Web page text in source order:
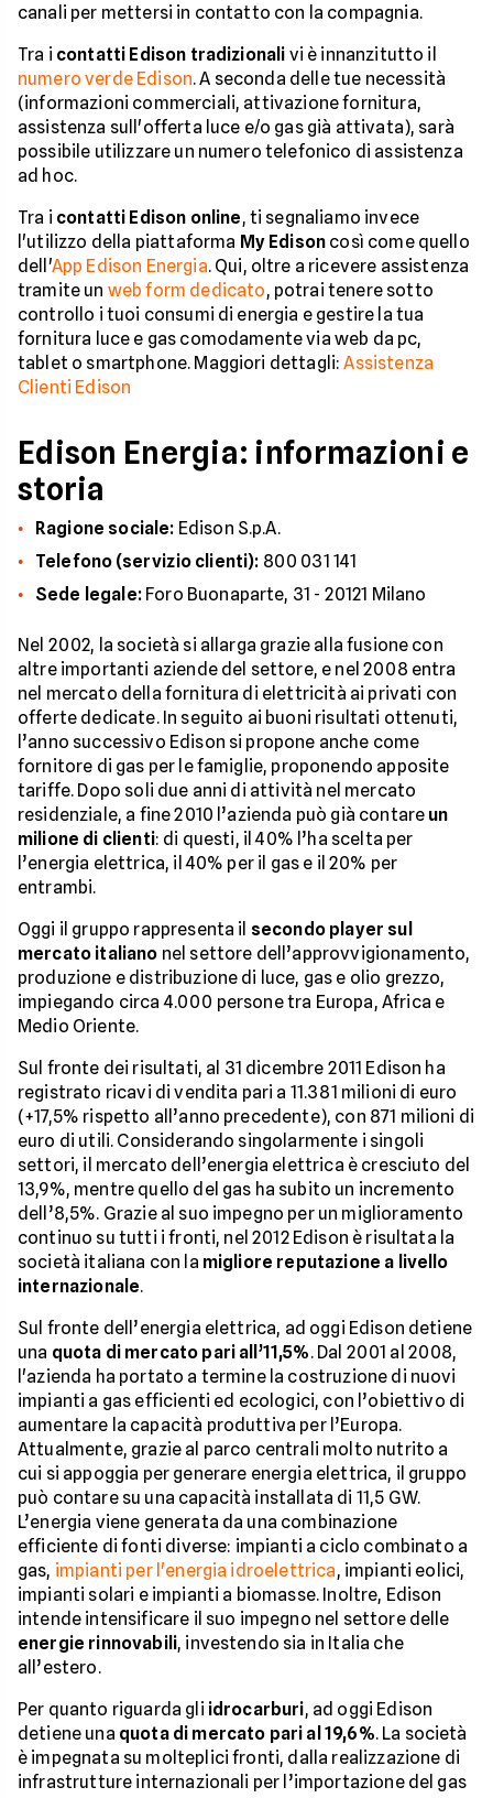
canali per mettersi in contatto con la compagnia.
Tra i contatti Edison tradizionali vi è innanzitutto il
numero verde Edison. A seconda delle tue necessità
(informazioni commerciali, attivazione fornitura,
assistenza sull'offerta luce e/o gas già attivata), sarà
possibile utilizzare un numero telefonico di assistenza
ad hoc.
Tra i contatti Edison online, ti segnaliamo invece
l'utilizzo della piattaforma My Edison così come quello
dell'App Edison Energia. Qui, oltre a ricevere assistenza
tramite un web form dedicato, potrai tenere sotto
controllo i tuoi consumi di energia e gestire la tua
fornitura luce e gas comodamente via web da pc,
tablet o smartphone. Maggiori dettagli:Assistenza
Clienti Edison
Edison Energia: informazioni e
storia
Ragione sociale: Edison S.p.A.
Telefono (servizio clienti): 800 031 141
Sede legale:Foro Buonaparte, 31 - 20121 Milano
Nel 2002, la società si allarga grazie alla fusione con
altre importanti aziende del settore, e nel 2008 entra
nel mercato della fornitura di elettricità ai privati con
offerte dedicate. In seguito ai buoni risultati ottenuti,
l’anno successivo Edison si propone anche come
fornitore di gas per le famiglie, proponendo apposite
tariffe. Dopo soli due anni di attività nel mercato
residenziale, a fine 2010 l’azienda può già contare un
milione di clienti: di questi, il 40% l’ha scelta per
l’energia elettrica, il 40% per il gas e il 20% per
entrambi.
Oggi il gruppo rappresenta il secondo player sul
mercato italiano nel settore dell’approvvigionamento,
produzione e distribuzione di luce, gas e olio grezzo,
impiegando circa 4.000 persone tra Europa, Africa e
Medio Oriente.
Sul fronte dei risultati, al 31 dicembre 2011 Edison ha
registrato ricavi di vendita pari a 11.381 milioni di euro
(+17,5% rispetto all’anno precedente), con 871 milioni di
euro di utili. Considerando singolarmente i singoli
settori, il mercato dell’energia elettrica è cresciuto del
13,9%, mentre quello del gas ha subito un incremento
dell’8,5%. Grazie al suo impegno per un miglioramento
continuo su tutti i fronti, nel 2012 Edison è risultata la
società italiana con la migliore reputazione a livello
internazionale.
Sul fronte dell’energia elettrica, ad oggi Edison detiene
una quota di mercato pari all’11,5%. Dal 2001 al 2008,
l'azienda ha portato a termine la costruzione di nuovi
impianti a gas efficienti ed ecologici, con l’obiettivo di
aumentare la capacità produttiva per l’Europa.
Attualmente, grazie al parco centrali molto nutrito a
cui si appoggia per generare energia elettrica, il gruppo
può contare su una capacità installata di 11,5 GW.
L’energia viene generata da una combinazione
efficiente di fonti diverse: impianti a ciclo combinato a
gas, impianti per l'energia idroelettrica, impianti eolici,
impianti solari e impianti a biomasse. Inoltre, Edison
intende intensificare il suo impegno nel settore delle
energie rinnovabili, investendo sia in Italia che
all’estero.
Per quanto riguarda gli idrocarburi, ad oggi Edison
detiene una quota di mercato pari al 19,6%. La società
è impegnata su molteplici fronti, dalla realizzazione di
infrastrutture internazionali per l’importazione del gas